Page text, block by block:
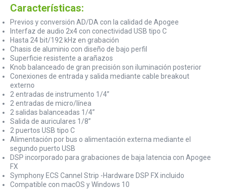
Características:
Previos y conversión AD/DA con la calidad de Apogee
Interfaz de audio 2x4 con conectividad USB tipo C
Hasta 24 bit/192 kHz en grabación
Chasis de aluminio con diseño de bajo perfil
Superficie resistente a arañazos
Knob balanceado de gran precisión son iluminación posterior
Conexiones de entrada y salida mediante cable breakout
externo
2 entradas de instrumento 1/4”
2 entradas de micro/línea
2 salidas balanceadas 1/4”
Salida de auriculares 1/8”
2 puertos USB tipo C
Alimentación por bus o alimentación externa mediante el
segundo puerto USB
DSP incorporado para grabaciones de baja latencia con Apogee
FX
Symphony ECS Cannel Strip -Hardware DSP FX incluido
Compatible con macOS y Windows 10